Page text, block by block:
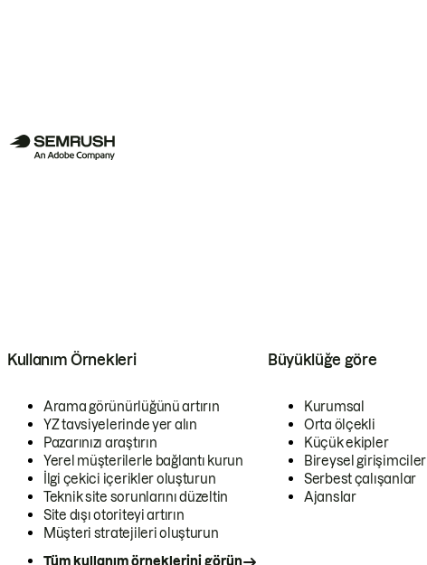
Kullanım Örnekleri
Arama görünürlüğünü artırın
YZ tavsiyelerinde yer alın
Pazarınızı araştırın
Yerel müşterilerle bağlantı kurun
İlgi çekici içerikler oluşturun
Teknik site sorunlarını düzeltin
Site dışı otoriteyi artırın
Müşteri stratejileri oluşturun
Tüm kullanım örneklerini görün
Büyüklüğe göre
Kurumsal
Orta ölçekli
Küçük ekipler
Bireysel girişimciler
Serbest çalışanlar
Ajanslar